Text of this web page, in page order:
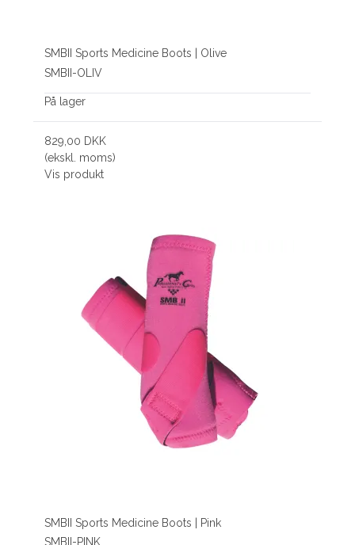
SMBII Sports Medicine Boots | Olive
SMBII-OLIV
På lager
829,00 DKK
(ekskl. moms)
Vis produkt
SMBII Sports Medicine Boots | Pink
SMBII-PINK